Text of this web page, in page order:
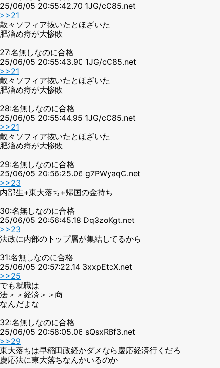
25/06/05 20:55:42.70 1JG/cC85.net
>>21
散々ソフィア抜いたとほざいた
肥溜め痔が大惨敗
27:名無しなのに合格
25/06/05 20:55:43.90 1JG/cC85.net
>>21
散々ソフィア抜いたとほざいた
肥溜め痔が大惨敗
28:名無しなのに合格
25/06/05 20:55:44.95 1JG/cC85.net
>>21
散々ソフィア抜いたとほざいた
肥溜め痔が大惨敗
29:名無しなのに合格
25/06/05 20:56:25.06 g7PWyaqC.net
>>23
内部生+東大落ち+帰国の金持ち
30:名無しなのに合格
25/06/05 20:56:45.18 Dq3zoKgt.net
>>23
法政に内部のトップ層が集結してるから
31:名無しなのに合格
25/06/05 20:57:22.14 3xxpEtcX.net
>>25
でも就職は
法＞＞経済＞＞商
なんだよな
32:名無しなのに合格
25/06/05 20:58:05.06 sQsxRBf3.net
>>29
東大落ちは早稲田政経かダメなら慶応経済行くだろ
慶応法に東大落ちなんかいるのか